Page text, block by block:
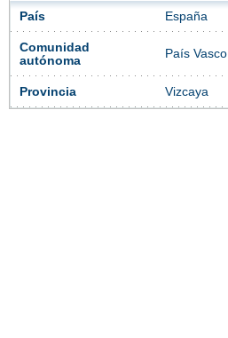
País España
Comunidad
autónoma
País Vasco
Provincia Vizcaya